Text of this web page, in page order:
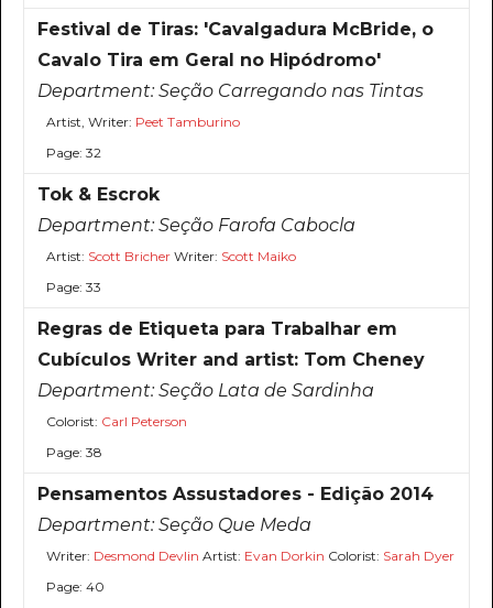
Festival de Tiras: 'Cavalgadura McBride, o
Cavalo Tira em Geral no Hipódromo'
Department:Seção Carregando nas Tintas
Artist, Writer: Peet Tamburino
Page: 32
Tok & Escrok
Department:Seção Farofa Cabocla
Artist: Scott BricherWriter: Scott Maiko
Page: 33
Regras de Etiqueta para Trabalhar em
Cubículos Writer and artist: Tom Cheney
Department:Seção Lata de Sardinha
Colorist: Carl Peterson
Page: 38
Pensamentos Assustadores - Edição 2014
Department:Seção Que Meda
Writer: Desmond Devlin Artist: Evan Dorkin Colorist: Sarah Dyer
Page: 40